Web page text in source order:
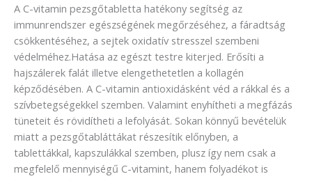
A C-vitamin pezsgőtabletta hatékony segítség az
immunrendszer egészségének megőrzéséhez, a fáradtság
csökkentéséhez, a sejtek oxidatív stresszel szembeni
védelméhez.Hatása az egészt testre kiterjed. Erősíti a
hajszálerek falát illetve elengethetetlen a kollagén
képződésében. A C-vitamin antioxidásként véd a rákkal és a
szívbetegségekkel szemben. Valamint enyhítheti a megfázás
tüneteit és rövidítheti a lefolyását. Sokan könnyű bevételük
miatt a pezsgőtabláttákat részesítik előnyben, a
tablettákkal, kapszulákkal szemben, plusz így nem csak a
megfelelő mennyiségű C-vitamint, hanem folyadékot is